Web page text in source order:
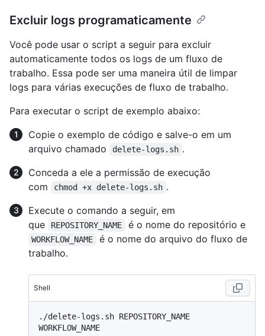
Excluir logs programaticamente
Você pode usar o script a seguir para excluir
automaticamente todos os logs de um fluxo de
trabalho. Essa pode ser uma maneira útil de limpar
logs para várias execuções de fluxo de trabalho.
Para executar o script de exemplo abaixo:
Copie o exemplo de código e salve-o em um
arquivo chamado
delete-logs.sh .
Conceda a ele a permissão de execução
com
chmod +x delete-logs.sh .
Execute o comando a seguir, em
que
REPOSITORY_NAME é o nome do repositório e
WORKFLOW_NAME
é o nome do arquivo do fluxo de
trabalho.
Shell
./delete-logs.sh REPOSITORY_NAME